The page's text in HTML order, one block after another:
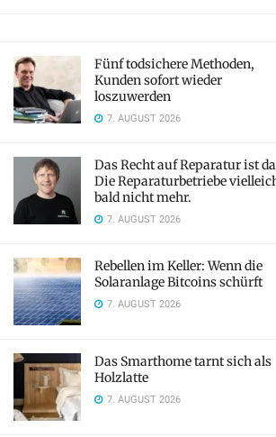
Fünf todsichere Methoden,
Kunden sofort wieder
loszuwerden
7. AUGUST 2026
Das Recht auf Reparatur ist
Die Reparaturbetriebe
bald nicht mehr.
7. AUGUST 2026
Rebellen im Keller: Wenn die
Solaranlage Bitcoins schürft
7. AUGUST 2026
Das Smarthome tarnt sich als
Holzlatte
7. AUGUST 2026